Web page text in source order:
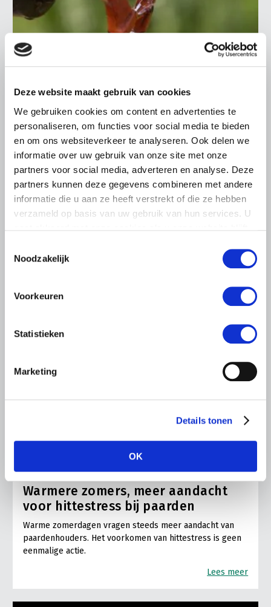
Deze website maakt gebruik van cookies
We gebruiken cookies om content en advertenties te
personaliseren, om functies voor social media te bieden
en om ons websiteverkeer te analyseren. Ook delen we
informatie over uw gebruik van onze site met onze
partners voor social media, adverteren en analyse. Deze
partners kunnen deze gegevens combineren met andere
informatie die u aan ze heeft verstrekt of die ze hebben
verzameld op basis van uw gebruik van hun services. U
Noodzakelijk
Voorkeuren
Statistieken
Marketing
Details tonen
OK
BELANGRIJKE INFORMATIE
5 AUGUSTUS 2026
Droogte raakt vrijwel alle land- en
tuinbouwsectoren
De aanhoudende droogte en hitte zorgen voor
toenemende problemen in de Nederlandse land- en
tuinbouw. LTO Nederland ziet de gevolgen inmiddels in
ALGEMENE INFORMATIE
28 JULI 2026
Warmere zomers, meer aandacht
voor hittestress bij paarden
Warme zomerdagen vragen steeds meer aandacht van
paardenhouders. Het voorkomen van hittestress is geen
eenmalige actie.
Lees meer